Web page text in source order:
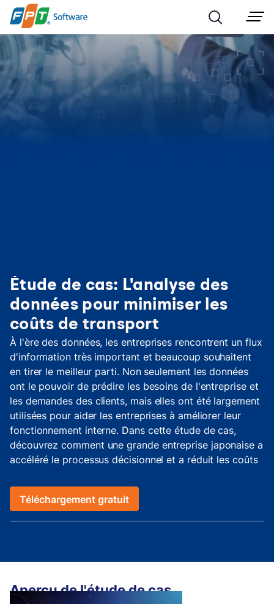
Étude de cas: L'analyse des
données pour minimiser les
coûts de transport
À l'ère des données, les entreprises rencontrent un flux
d'information très important et beaucoup souhaitent
en tirer le meilleur parti. Non seulement les données
ont le pouvoir de prédire les besoins de l'entreprise et
les demandes des clients, mais elles ont été largement
utilisées pour aider les entreprises à améliorer leur
fonctionnement interne. Dans cette étude de cas,
découvrez comment une grande entreprise japonaise a
accéléré le processus décisionnel et a réduit les coûts
Téléchargement gratuit
Aperçu de l'étude de cas